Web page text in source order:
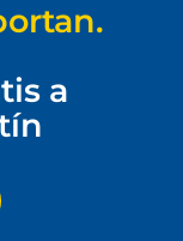
a